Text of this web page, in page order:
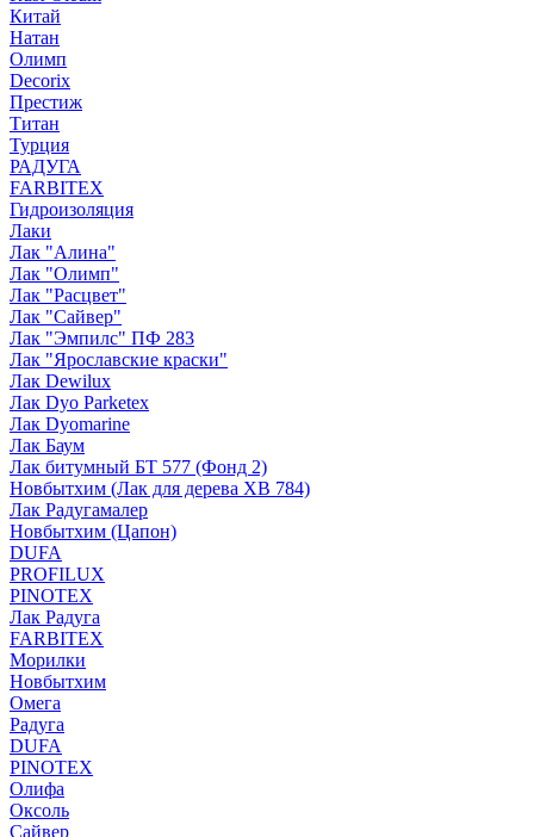
Китай
Натан
Олимп
Decorix
Престиж
Титан
Турция
РАДУГА
FARBITEX
Гидроизоляция
Лаки
Лак "Алина"
Лак "Олимп"
Лак "Расцвет"
Лак "Сайвер"
Лак "Эмпилс" ПФ 283
Лак "Ярославские краски"
Лак Dewilux
Лак Dyo Parketex
Лак Dyomarine
Лак Баум
Лак битумный БТ 577 (Фонд 2)
Новбытхим (Лак для дерева ХВ 784)
Лак Радугамалер
Новбытхим (Цапон)
DUFA
PROFILUX
PINOTEX
Лак Радуга
FARBITEX
Морилки
Новбытхим
Омега
Радуга
DUFA
PINOTEX
Олифа
Оксоль
Сайвер